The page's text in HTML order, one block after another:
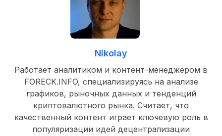
Nikolay
Работает аналитиком и контент-менеджером в
FORECK.INFO, специализируясь на анализе
графиков, рыночных данных и тенденций
криптовалютного рынка. Считает, что
качественный контент играет ключевую роль в
популяризации идей децентрализации